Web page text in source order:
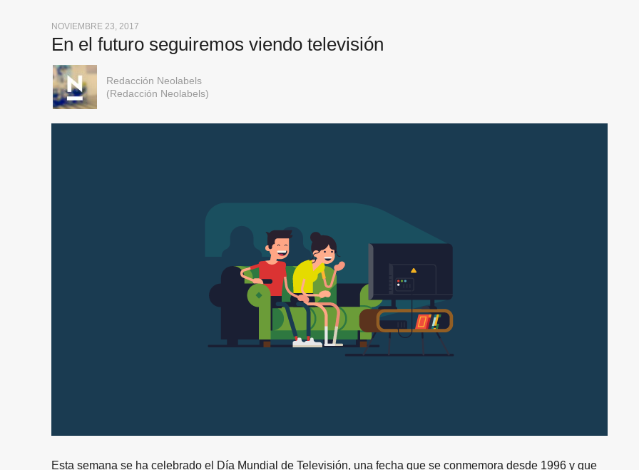
NOVIEMBRE 23, 2017
En el futuro seguiremos viendo televisión
Redacción Neolabels
(Redacción Neolabels)
Esta semana se ha celebrado el Día Mundial de Televisión, una fecha que se conmemora desde 1996 y que